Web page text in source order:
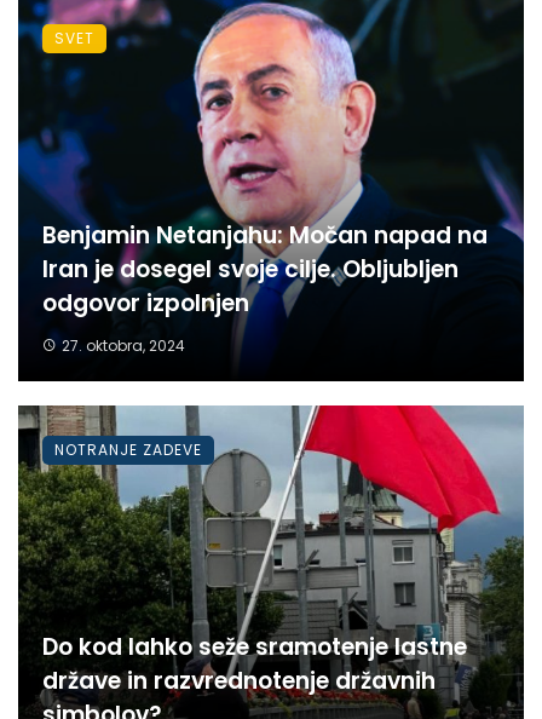
Benjamin Netanjahu: Močan napad na
Iran je dosegel svoje cilje. Obljubljen
odgovor izpolnjen
27. oktobra, 2024
SVET
Do kod lahko seže sramotenje lastne
države in razvrednotenje državnih
NOTRANJE ZADEVE